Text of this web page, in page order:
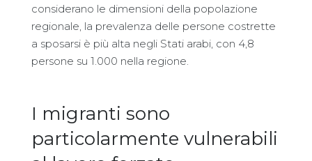
considerano le dimensioni della popolazione
regionale, la prevalenza delle persone costrette
a sposarsi è più alta negli Stati arabi, con 4,8
persone su 1.000 nella regione.
I migranti sono
particolarmente vulnerabili